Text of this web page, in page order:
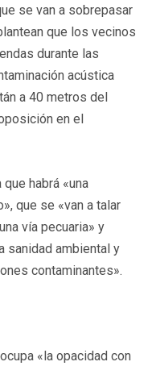
se van a sobrepasar
que los vecinos
durante las
acústica
a 40 metros del
en el
habrá «una
que se «van a talar
vía pecuaria» y
sanidad ambiental y
contaminantes».
«la opacidad con